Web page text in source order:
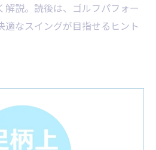
解説。読後は、ゴルフパフォー
適なスイングが目指せるヒント